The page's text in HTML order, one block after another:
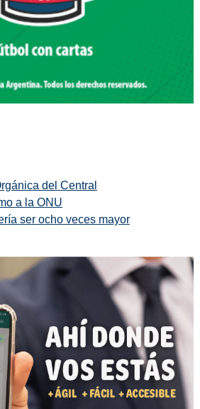
del Central
a la ONU
ser ocho veces mayor